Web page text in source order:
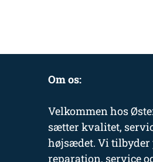
Om os:
Velkommen hos
sætter kvalitet,
højsædet. Vi tilbyder
reparation, service